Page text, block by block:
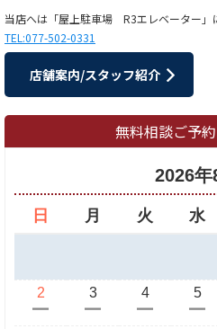
当店へは「屋上駐車場 R3エレベーター」
TEL:077-502-0331
店舗案内/スタッフ紹介
無料相談ご予
2026年
日 月 火 水
2
ー
3
ー
4
ー
5
ー